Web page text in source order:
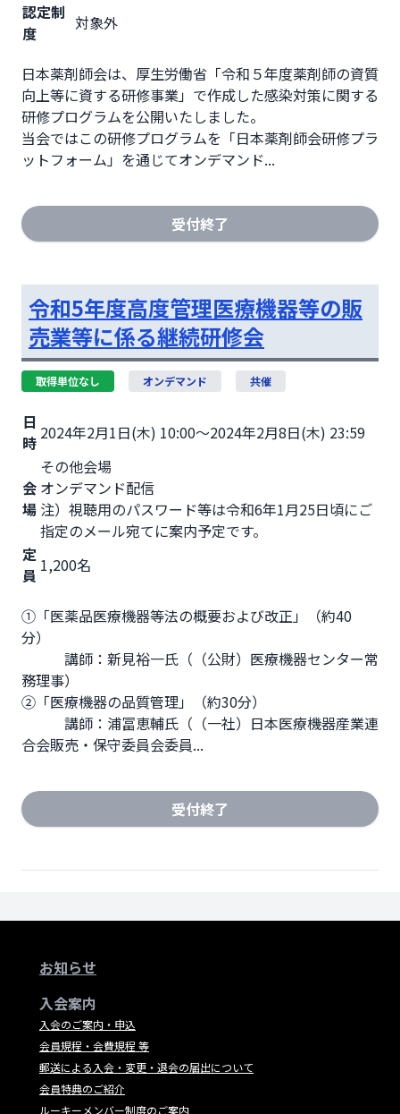
認定制
度
対象外
日本薬剤師会は、厚生労働省「令和５年度薬剤師の資質
向上等に資する研修事業」で作成した感染対策に関する
研修プログラムを公開いたしました。
当会ではこの研修プログラムを「日本薬剤師会研修プラ
ットフォーム」を通じてオンデマンド...
受付終了
令和5年度高度管理医療機器等の販
売業等に係る継続研修会
取得単位なし オンデマンド 共催
日
時 2024年2月1日(木) 10:00～2024年2月8日(木) 23:59
会
場
その他会場
オンデマンド配信
注）視聴用のパスワード等は令和6年1月25日頃にご
指定のメール宛てに案内予定です。
定
員 1,200名
①「医薬品医療機器等法の概要および改正」（約40
分）
講師：新見裕一氏（（公財）医療機器センター常
務理事）
②「医療機器の品質管理」（約30分）
講師：浦冨恵輔氏（（一社）日本医療機器産業連
合会販売・保守委員会委員...
受付終了
お知らせ
入会案内
入会のご案内・申込
会員規程・会費規程 等
郵送による入会・変更・退会の届出について
会員特典のご紹介
ルーキーメンバー制度のご案内